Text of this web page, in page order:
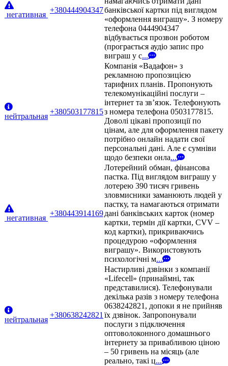
негативная
+380444904347банківської картки під виглядом
«оформлення виграшу». З номеру
телефона 0444904347
відбувається прозвон роботом
(програється аудіо запис про
виграш у с...
нейтральная
+380503177815
Компанія «Вадафон» з
рекламною пропозицією
тарифних планів. Пропонують
телекомунікаційні послуги –
інтернет та зв’язок. Телефонують
з номера телефона 0503177815.
Доволі цікаві пропозиції по
цінам, але для оформлення пакету
потрібно онлайн надати свої
персональні дані. Але є сумніви
щодо безпеки онла...
негативная
+380443914169
Лотерейний обман, фінансова
пастка. Під виглядом виграшу у
лотерею 390 тисяч гривень
зловмисники заманюють людей у
пастку, та намагаються отримати
дані банківських карток (номер
картки, термін дії картки, CVV –
код картки), прикриваючись
процедурою «оформлення
виграшу». Використовують
психологічні м...
нейтральная
+380638242821
Настирливі дзвінки з компанії
«Lifecell» (принаймні, так
представилися). Телефонували
декілька разів з номеру телефона
0638242821, допоки я не прийняв
їх дзвінок. Запропонували
послуги з підключення
оптоволоконного домашнього
інтернету за привабливою ціною
– 50 гривень на місяць (але
реально, такі ц...